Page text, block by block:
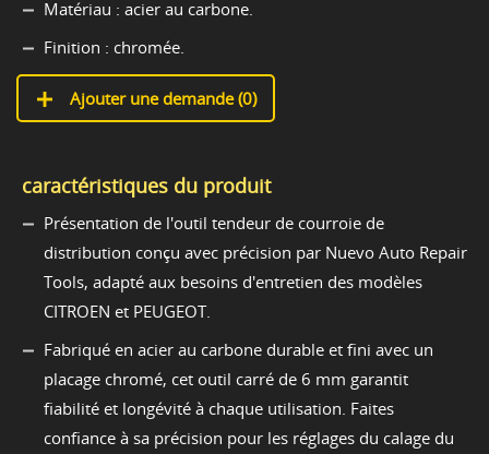
Matériau : acier au carbone.
Finition : chromée.
Ajouter une demande (0)
caractéristiques du produit
Présentation de l'outil tendeur de courroie de
distribution conçu avec précision par Nuevo Auto Repair
Tools, adapté aux besoins d'entretien des modèles
CITROEN et PEUGEOT.
Fabriqué en acier au carbone durable et fini avec un
placage chromé, cet outil carré de 6 mm garantit
fiabilité et longévité à chaque utilisation. Faites
confiance à sa précision pour les réglages du calage du